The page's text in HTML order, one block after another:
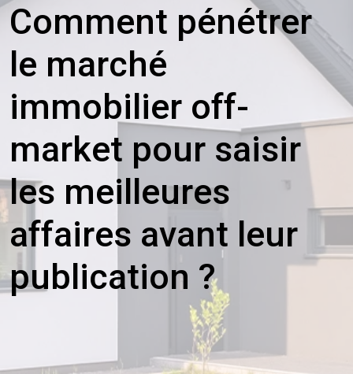
Comment pénétrer
le marché
immobilier off-
market pour saisir
les meilleures
affaires avant leur
publication ?